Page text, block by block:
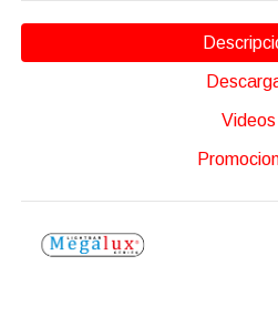
Videos